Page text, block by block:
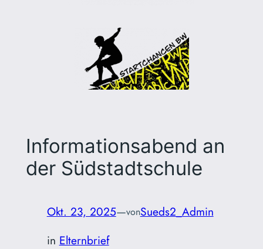
Informationsabend an
der Südstadtschule
Okt. 23, 2025—vonSueds2_Admin
in Elternbrief